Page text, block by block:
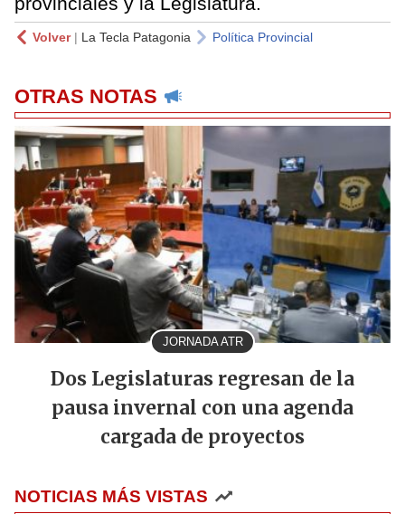
Volver| La Tecla Patagonia Política Provincial
OTRAS NOTAS
JORNADA ATR
Dos Legislaturas regresan de la
pausa invernal con una agenda
cargada de proyectos
NOTICIAS MÁS VISTAS